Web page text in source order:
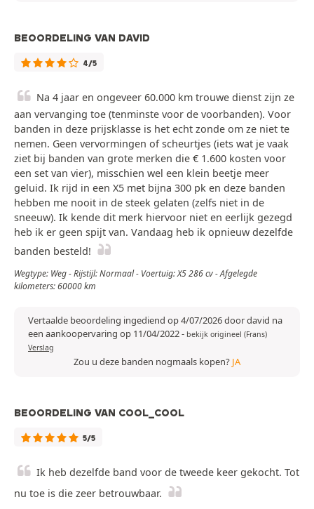
BEOORDELING VAN DAVID
4/5
Na 4 jaar en ongeveer 60.000 km trouwe dienst zijn ze
aan vervanging toe (tenminste voor de voorbanden). Voor
banden in deze prijsklasse is het echt zonde om ze niet te
nemen. Geen vervormingen of scheurtjes (iets wat je vaak
ziet bij banden van grote merken die € 1.600 kosten voor
een set van vier), misschien wel een klein beetje meer
geluid. Ik rijd in een X5 met bijna 300 pk en deze banden
hebben me nooit in de steek gelaten (zelfs niet in de
sneeuw). Ik kende dit merk hiervoor niet en eerlijk gezegd
heb ik er geen spijt van. Vandaag heb ik opnieuw dezelfde
banden besteld!
Wegtype: Weg - Rijstijl: Normaal - Voertuig: X5 286 cv - Afgelegde
kilometers: 60000 km
Vertaalde beoordeling ingediend op 4/07/2026 door david na
een aankoopervaring op 11/04/2022- bekijk origineel (Frans)
Verslag
Zou u deze banden nogmaals kopen? JA
BEOORDELING VAN COOL_COOL
5/5
Ik heb dezelfde band voor de tweede keer gekocht. Tot
nu toe is die zeer betrouwbaar.